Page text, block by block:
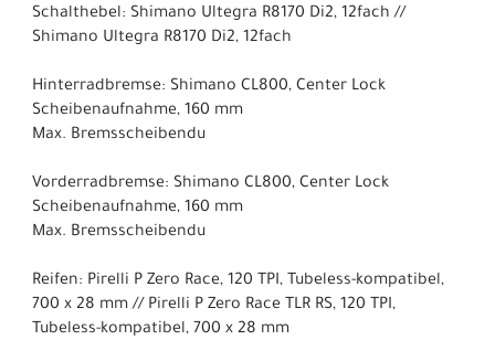
Schalthebel: Shimano Ultegra R8170 Di2, 12fach //
Shimano Ultegra R8170 Di2, 12fach
Hinterradbremse: Shimano CL800, Center Lock
Scheibenaufnahme, 160 mm
Max. Bremsscheibendu
Vorderradbremse: Shimano CL800, Center Lock
Scheibenaufnahme, 160 mm
Max. Bremsscheibendu
Reifen: Pirelli P Zero Race, 120 TPI, Tubeless-kompatibel,
700 x 28 mm // Pirelli P Zero Race TLR RS, 120 TPI,
Tubeless-kompatibel, 700 x 28 mm